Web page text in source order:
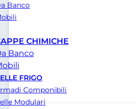
Banco
CHIMICHE
Banco
FRIGO
Componibili
Modulari